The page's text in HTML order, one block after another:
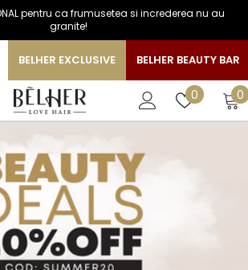
pentru ca frumusetea si increderea nu au
granite!
BELHER EXCLUSIVE BELHER BEAUTY BAR
0 Liste
00